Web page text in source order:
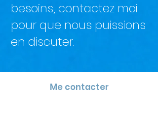
besoins, contactez moi
pour que nous puissions
en discuter.
Me contacter